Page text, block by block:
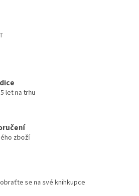
let na trhu
zboží
se na své knihkupce